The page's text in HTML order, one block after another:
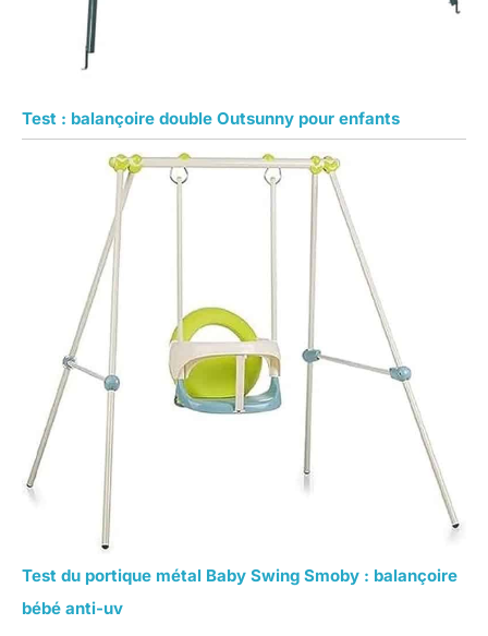
Test : balançoire double Outsunny pour enfants
Test du portique métal Baby Swing Smoby : balançoire
bébé anti-uv